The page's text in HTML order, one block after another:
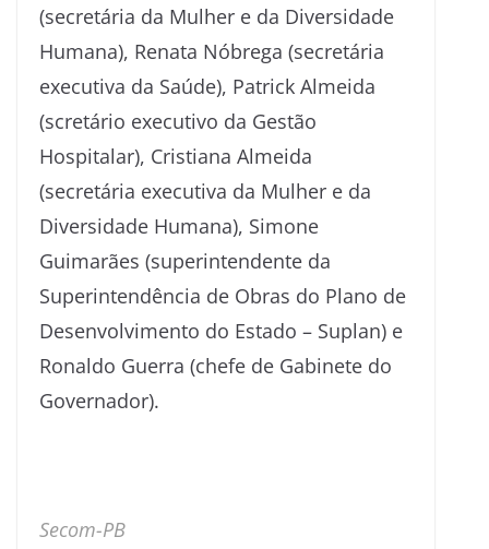
(secretária da Mulher e da Diversidade
Humana), Renata Nóbrega (secretária
executiva da Saúde), Patrick Almeida
(scretário executivo da Gestão
Hospitalar), Cristiana Almeida
(secretária executiva da Mulher e da
Diversidade Humana), Simone
Guimarães (superintendente da
Superintendência de Obras do Plano de
Desenvolvimento do Estado – Suplan) e
Ronaldo Guerra (chefe de Gabinete do
Governador).
Secom-PB